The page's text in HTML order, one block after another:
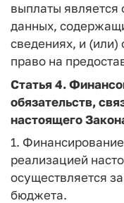
выплаты
данных,
сведениях, и (или)
право на
Статья 4.
обязательств,
настоящего
1.
реализацией
осуществляется
бюджета.